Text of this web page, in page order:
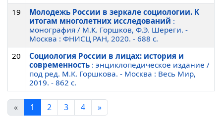
19
Молодежь России в зеркале социологии. К
итогам многолетних исследований :
монография / М.К. Горшков, Ф.Э. Шереги. -
Москва : ФНИСЦ РАН, 2020. - 688 c.
20
Социология России в лицах: история и
современность : энциклопедическое издание /
под ред. М.К. Горшкова. - Москва : Весь Мир,
2019. - 862 c.
« 1 2 3 4 »